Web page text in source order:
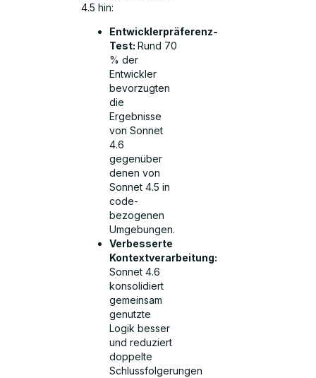
4.5 hin:
Entwicklerpräferenz-
Test:Rund 70
% der
Entwickler
bevorzugten
die
Ergebnisse
von Sonnet
4.6
gegenüber
denen von
Sonnet 4.5 in
code-
bezogenen
Umgebungen.
Verbesserte
Kontextverarbeitung:
Sonnet 4.6
konsolidiert
gemeinsam
genutzte
Logik besser
und reduziert
doppelte
Schlussfolgerungen